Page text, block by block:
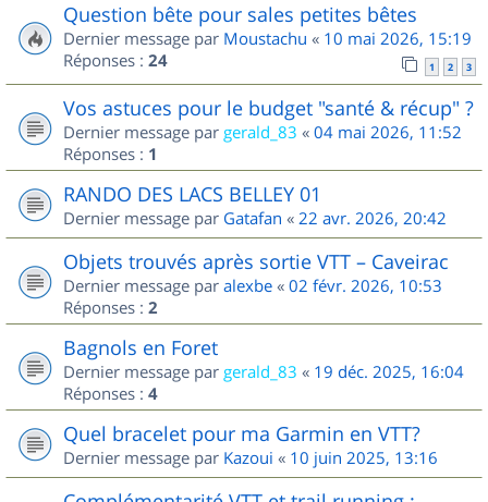
Question bête pour sales petites bêtes
Dernier message par Moustachu « 10 mai 2026, 15:19
Réponses : 24 1 2 3
Vos astuces pour le budget "santé & récup" ?
Dernier message par gerald_83 « 04 mai 2026, 11:52
Réponses : 1
RANDO DES LACS BELLEY 01
Dernier message par Gatafan « 22 avr. 2026, 20:42
Objets trouvés après sortie VTT – Caveirac
Dernier message par alexbe « 02 févr. 2026, 10:53
Réponses : 2
Bagnols en Foret
Dernier message par gerald_83 « 19 déc. 2025, 16:04
Réponses : 4
Quel bracelet pour ma Garmin en VTT?
Dernier message par Kazoui « 10 juin 2025, 13:16